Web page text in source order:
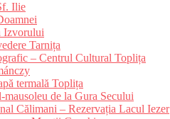
Ilie
Izvorului
Tarnița
– Centrul Cultural Toplița
termală Toplița
de la Gura Secului
Călimani – Rezervația Lacul Iezer